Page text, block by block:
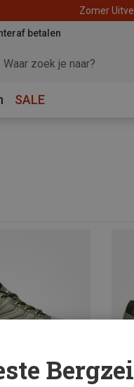
Zomer
betalen
SALE